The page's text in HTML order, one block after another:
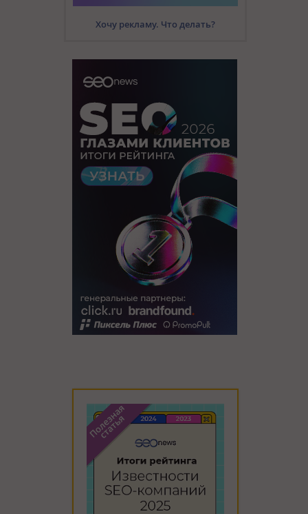
Хочу рекламу. Что делать?